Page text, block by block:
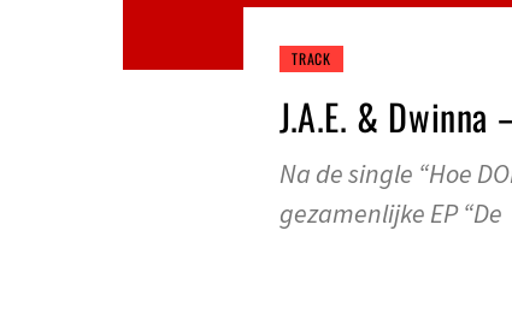
TRACK
J.A.E. & Dwinna
Na de single “Hoe
gezamenlijke EP “De